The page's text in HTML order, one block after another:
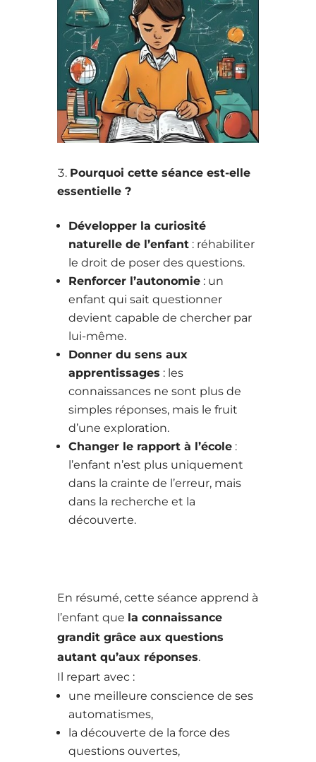
Pourquoi cette séance est-elle
essentielle ?
Développer la curiosité
naturelle de l’enfant: réhabiliter
le droit de poser des questions.
Renforcer l’autonomie: un
enfant qui sait questionner
devient capable de chercher par
lui-même.
Donner du sens aux
apprentissages : les
connaissances ne sont plus de
simples réponses, mais le fruit
d’une exploration.
Changer le rapport à l’école:
l’enfant n’est plus uniquement
dans la crainte de l’erreur, mais
dans la recherche et la
découverte.
En résumé, cette séance apprend à
l’enfant que la connaissance
grandit grâce aux questions
autant qu’aux réponses.
Il repart avec :
une meilleure conscience de ses
automatismes,
la découverte de la force des
questions ouvertes,